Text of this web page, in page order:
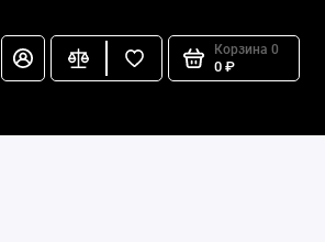
Корзина 0
0 ₽